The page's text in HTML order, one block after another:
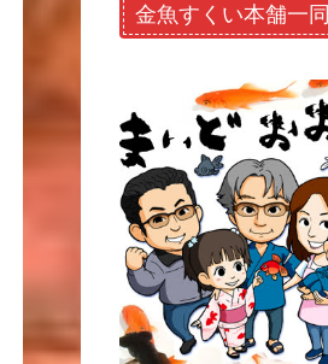
金魚すくい本舗一同